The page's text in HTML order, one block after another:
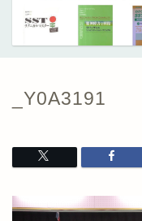
_Y0A3191